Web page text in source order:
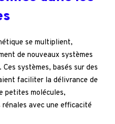
se multiplient,
de nouveaux systèmes
systèmes, basés sur des
faciliter la délivrance de
petites molécules,
avec une efficacité